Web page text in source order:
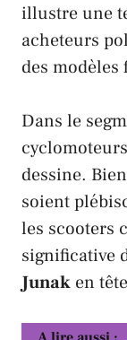
illustre une
acheteurs
des modèles
Dans le
dessine.
soient
les scooters
significative
Junak en